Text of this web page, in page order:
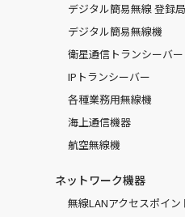
デジタル簡易無線 登録
デジタル簡易無線機
衛星通信トランシーバー
IPトランシーバー
各種業務用無線機
海上通信機器
航空無線機
ネットワーク機器
無線LANアクセスポイン